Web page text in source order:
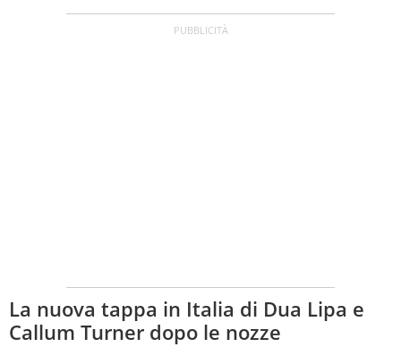
La nuova tappa in Italia di Dua Lipa e
Callum Turner dopo le nozze